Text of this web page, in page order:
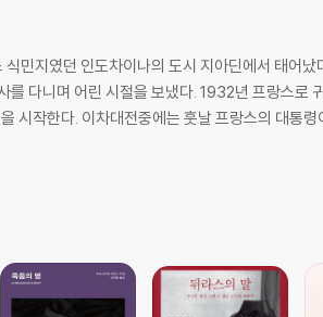
지였던 인도차이나의 도시 지아딘에서 태어났
다니며 어린 시절을 보냈다. 1932년 프랑스로
과 함께 레지스탕스로